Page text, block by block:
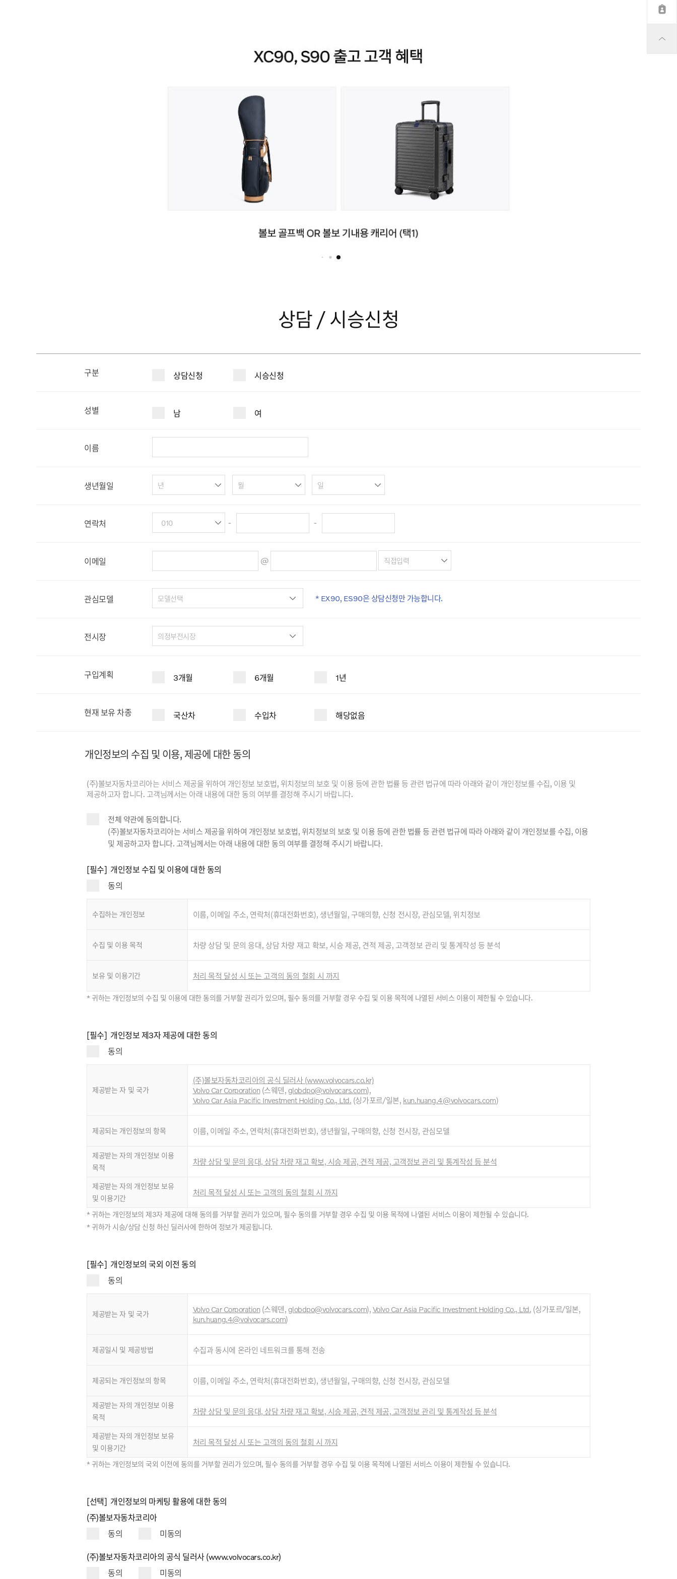
상담 / 시승신청
구분 상담신청 시승신청
성별 남 여
이름
생년월일
연락처 - -
이메일 @
관심모델 * EX90, ES90은 상담신청만 가능합니다.
전시장
구입계획 3개월 6개월 1년
현재 보유 차종 국산차 수입차 해당없음
개인정보의 수집 및 이용, 제공에 대한 동의
(주)볼보자동차코리아는 서비스 제공을 위하여 개인정보 보호법, 위치정보의 보호 및 이용 등에 관한 법률 등 관련 법규에 따라 아래와 같이 개인정보를 수집, 이용 및
제공하고자 합니다. 고객님께서는 아래 내용에 대한 동의 여부를 결정해 주시기 바랍니다.
전체 약관에 동의합니다.
(주)볼보자동차코리아는 서비스 제공을 위하여 개인정보 보호법, 위치정보의 보호 및 이용 등에 관한 법률 등 관련 법규에 따라 아래와 같이 개인정보를 수집, 이용
및 제공하고자 합니다. 고객님께서는 아래 내용에 대한 동의 여부를 결정해 주시기 바랍니다.
[필수] 개인정보 수집 및 이용에 대한 동의
동의
수집하는 개인정보 이름, 이메일 주소, 연락처(휴대전화번호), 생년월일, 구매의향, 신청 전시장, 관심모델, 위치정보
수집 및 이용 목적 차량 상담 및 문의 응대, 상담 차량 재고 확보, 시승 제공, 견적 제공, 고객정보 관리 및 통계작성 등 분석
보유 및 이용기간 처리 목적 달성 시 또는 고객의 동의 철회 시 까지
* 귀하는 개인정보의 수집 및 이용에 대한 동의를 거부할 권리가 있으며, 필수 동의를 거부할 경우 수집 및 이용 목적에 나열된 서비스 이용이 제한될 수 있습니다.
[필수] 개인정보 제3자 제공에 대한 동의
동의
제공받는 자 및 국가
(주)볼보자동차코리아의 공식 딜러사 (www.volvocars.co.kr)
Volvo Car Corporation(스웨덴, globdpo@volvocars.com),
Volvo Car Asia Pacific Investment Holding Co., Ltd. (싱가포르/일본, kun.huang.4@volvocars.com)
제공되는 개인정보의 항목 이름, 이메일 주소, 연락처(휴대전화번호), 생년월일, 구매의향, 신청 전시장, 관심모델
제공받는 자의 개인정보 이용
목적
차량 상담 및 문의 응대, 상담 차량 재고 확보, 시승 제공, 견적 제공, 고객정보 관리 및 통계작성 등 분석
제공받는 자의 개인정보 보유
및 이용기간
처리 목적 달성 시 또는 고객의 동의 철회 시 까지
* 귀하는 개인정보의 제3자 제공에 대해 동의를 거부할 권리가 있으며, 필수 동의를 거부할 경우 수집 및 이용 목적에 나열된 서비스 이용이 제한될 수 있습니다.
* 귀하가 시승/상담 신청 하신 딜러사에 한하여 정보가 제공됩니다.
[필수] 개인정보의 국외 이전 동의
동의
제공받는 자 및 국가
Volvo Car Corporation(스웨덴, globdpo@volvocars.com), Volvo Car Asia Pacific Investment Holding Co., Ltd. (싱가포르/일본,
kun.huang.4@volvocars.com)
제공일시 및 제공방법 수집과 동시에 온라인 네트워크를 통해 전송
제공되는 개인정보의 항목 이름, 이메일 주소, 연락처(휴대전화번호), 생년월일, 구매의향, 신청 전시장, 관심모델
제공받는 자의 개인정보 이용
목적
차량 상담 및 문의 응대, 상담 차량 재고 확보, 시승 제공, 견적 제공, 고객정보 관리 및 통계작성 등 분석
제공받는 자의 개인정보 보유
및 이용기간
처리 목적 달성 시 또는 고객의 동의 철회 시 까지
* 귀하는 개인정보의 국외 이전에 동의를 거부할 권리가 있으며, 필수 동의를 거부할 경우 수집 및 이용 목적에 나열된 서비스 이용이 제한될 수 있습니다.
[선택] 개인정보의 마케팅 활용에 대한 동의
(주)볼보자동차코리아
동의
미동의
(주)볼보자동차코리아의 공식 딜러사 (www.volvocars.co.kr)
동의
미동의